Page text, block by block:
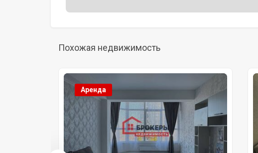
Похожая недвижимость
Аренда